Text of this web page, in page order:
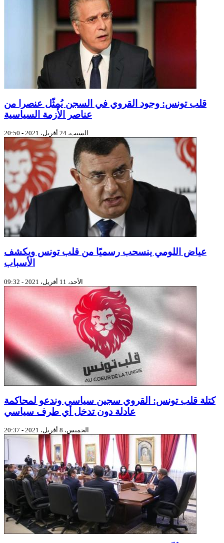
قلب تونس: وجود القروي في السجن يُمثّل عنصرا من
عناصر الأزمة السياسية
السبت، 24 أفريل، 2021 - 20:50
عياض اللومي ينسحب رسميًا من قلب تونس ويكشف
الأسباب
الأحد، 11 أفريل، 2021 - 09:32
كتلة قلب تونس: القروي سجين سياسي وندعو لمحاكمة
عادلة دون تدخل أي طرف سياسي
الخميس، 8 أفريل، 2021 - 20:37